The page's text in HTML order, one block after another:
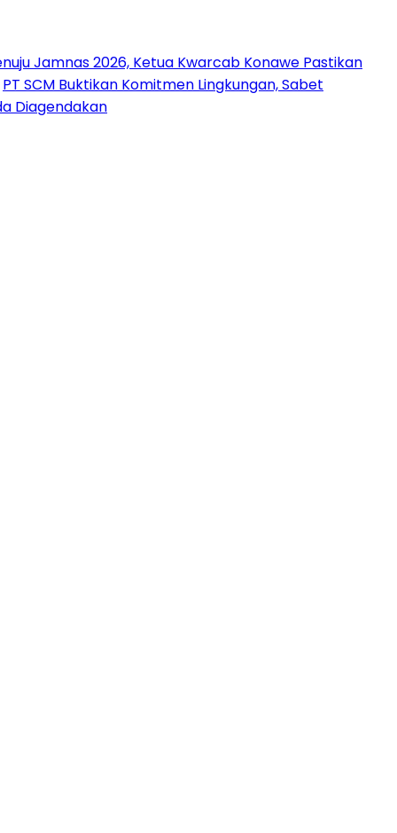
Jamnas 2026, Ketua Kwarcab Konawe Pastikan
PT SCM Buktikan Komitmen Lingkungan, Sabet
Diagendakan